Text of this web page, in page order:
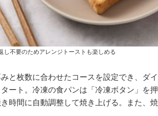
し不要のためアレンジトーストも楽しめる
と枚数に合わせたコースを設定でき、ダ
ート。冷凍の食パンは「冷凍ボタン」を
時間に自動調整して焼き上げる。また、